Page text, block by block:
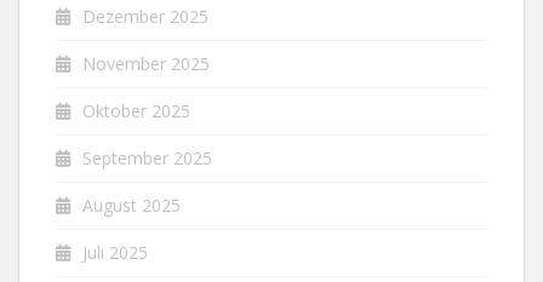
Dezember 2025
November 2025
Oktober 2025
September 2025
August 2025
Juli 2025